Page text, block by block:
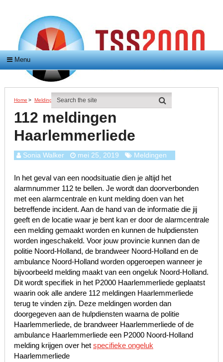
Menu
Home > Meldingen > 112 Meldingen Haarlemmerliede
112 meldingen
Haarlemmerliede
Sonia Walker mei 25, 2019 Meldingen
In het geval van een noodsituatie dien je altijd het
alarmnummer 112 te bellen. Je wordt dan doorverbonden
met een alarmcentrale en kunt melding doen van het
betreffende incident. Aan de hand van de informatie die jij
geeft en de locatie waar je bent kan er door de alarmcentrale
een melding gemaakt worden en kunnen de hulpdiensten
worden ingeschakeld. Voor jouw provincie kunnen dan de
politie Noord-Holland, de brandweer Noord-Holland en de
ambulance Noord-Holland worden opgeroepen wanneer je
bijvoorbeeld melding maakt van een ongeluk Noord-Holland.
Dit wordt specifiek in het P2000 Haarlemmerliede geplaatst
waarin ook alle andere 112 meldingen Haarlemmerliede
terug te vinden zijn. Deze meldingen worden dan
doorgegeven aan de hulpdiensten waarna de politie
Haarlemmerliede, de brandweer Haarlemmerliede of de
ambulance Haarlemmerliede een P2000 Noord-Holland
melding krijgen over het specifieke ongeluk
Haarlemmerliede